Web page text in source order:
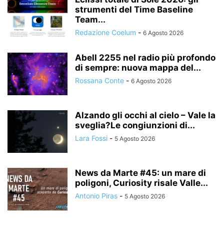
strumenti del Time Baseline
Team...
Redazione Coelum - 6 Agosto 2026
Abell 2255 nel radio più profondo
di sempre: nuova mappa del...
Rossana Conte - 6 Agosto 2026
Alzando gli occhi al cielo – Vale la
sveglia?Le congiunzioni di...
Lara Fossi - 5 Agosto 2026
News da Marte #45: un mare di
poligoni, Curiosity risale Valle...
Antonio Piras - 5 Agosto 2026